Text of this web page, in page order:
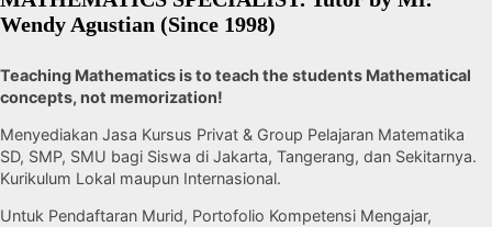
Wendy Agustian (Since 1998)
Teaching Mathematics is to teach the students Mathematical
concepts, not memorization!
Menyediakan Jasa Kursus Privat & Group Pelajaran Matematika
SD, SMP, SMU bagi Siswa di Jakarta, Tangerang, dan Sekitarnya.
Kurikulum Lokal maupun Internasional.
Untuk Pendaftaran Murid, Portofolio Kompetensi Mengajar,